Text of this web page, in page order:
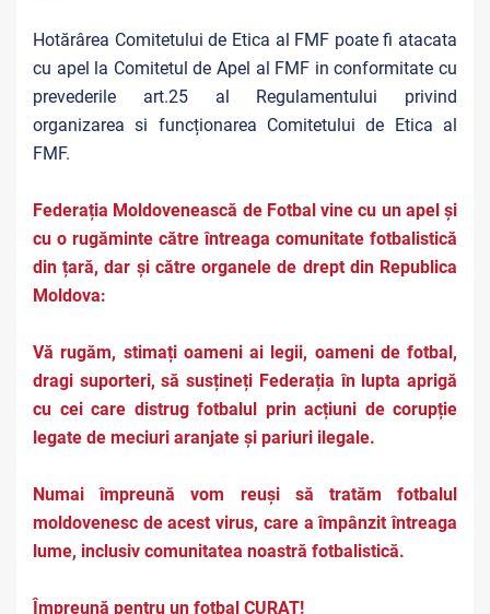
Hotărârea Comitetului de Etica al FMF poate fi atacata
cu apel la Comitetul de Apel al FMF in conformitate cu
prevederile art.25 al Regulamentului privind
organizarea si funcționarea Comitetului de Etica al
FMF.
Federația Moldovenească de Fotbal vine cu un apel și
cu o rugăminte către întreaga comunitate fotbalistică
din țară, dar și către organele de drept din Republica
Moldova:
Vă rugăm, stimați oameni ai legii, oameni de fotbal,
dragi suporteri, să susțineți Federația în lupta aprigă
cu cei care distrug fotbalul prin acțiuni de corupție
legate de meciuri aranjate și pariuri ilegale.
Numai împreună vom reuși să tratăm fotbalul
moldovenesc de acest virus, care a împânzit întreaga
lume, inclusiv comunitatea noastră fotbalistică.
Împreună pentru un fotbal CURAT!